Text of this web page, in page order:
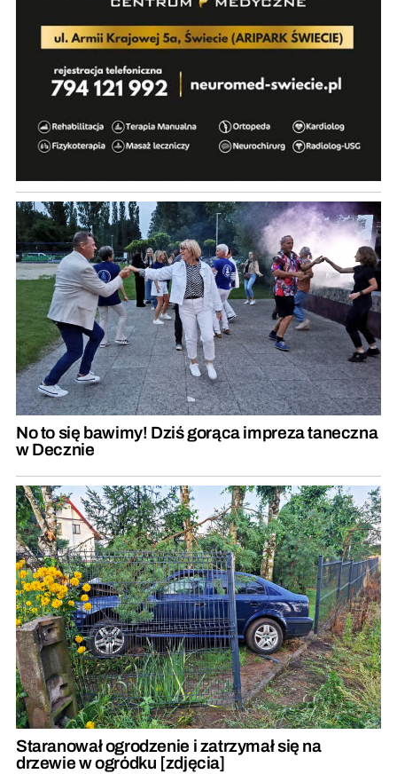
No to się bawimy! Dziś gorąca impreza taneczna
w Decznie
Staranował ogrodzenie i zatrzymał się na
drzewie w ogródku [zdjęcia]